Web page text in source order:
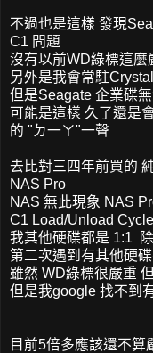
不過也是這樣 發現
C1 問題
沒有以前WD綠標這麼
另外是我會常駐
但是Seagate 企業碟
可能是這樣 久了還是
的 "ㄉ一ㄚ"一聲
去比對三四年前買的
NAS Pro
NAS 無此現象 NAS
C1 Load/Unload
我其他硬碟都是 1:1
第二次遇到有其他硬
雖然 WD綠標很嚴重
但是我google 找不到
目前5倍多應該還不算